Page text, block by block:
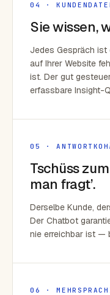
04 ·
Sie wissen,
Jedes Gespräch ist
auf Ihrer Website
ist. Der gut
erfassbare Insight-
05 ·
Tschüss
man fragt’.
Derselbe Kunde,
Der Chatbot
nie erreichbar ist —
06 ·